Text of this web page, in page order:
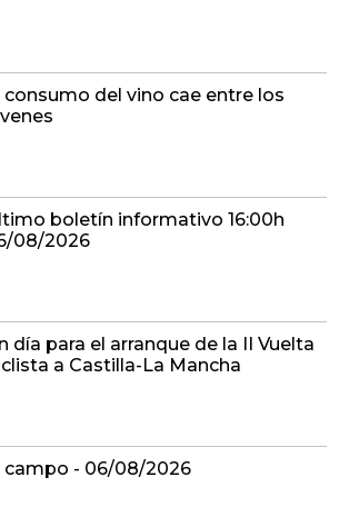
consumo del vino cae entre los
boletín informativo 16:00h
08/2026
día para el arranque de la II Vuelta
a Castilla-La Mancha
campo - 06/08/2026